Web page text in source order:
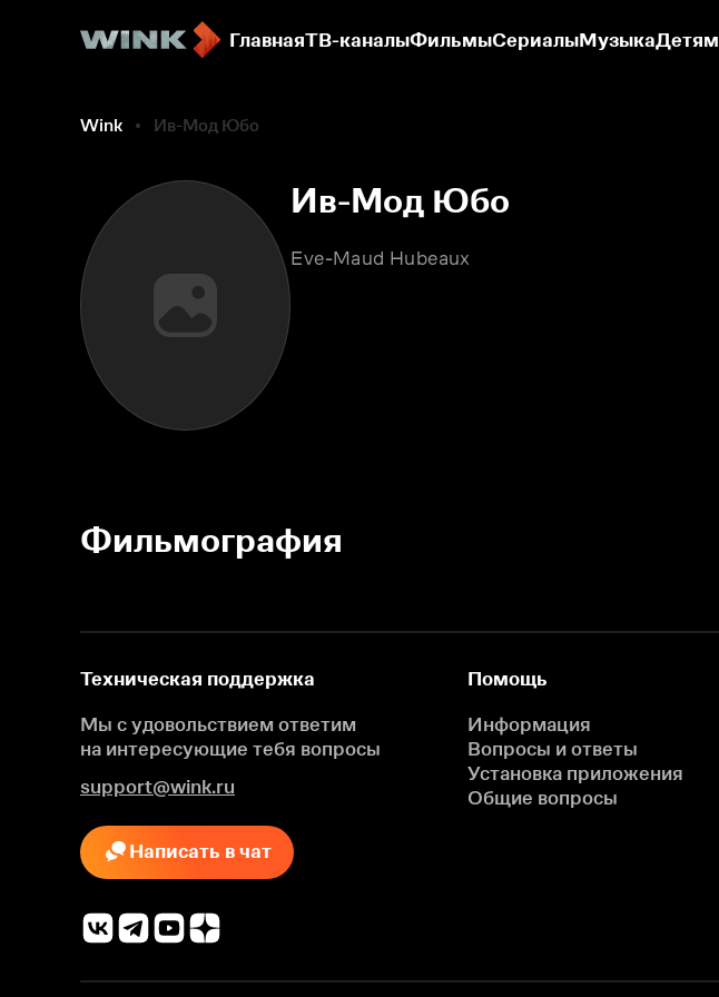
ГлавнаяТВ-каналыФильмыСериалыМузыкаДетям
Wink Ив-Мод Юбо
Ив-Мод Юбо
Eve-Maud Hubeaux
Фильмография
Техническая поддержка
Мы с удовольствием ответим
на интересующие тебя вопросы
support@wink.ru
Написать в чат
Помощь
Информация
Вопросы и ответы
Установка приложения
Общие вопросы